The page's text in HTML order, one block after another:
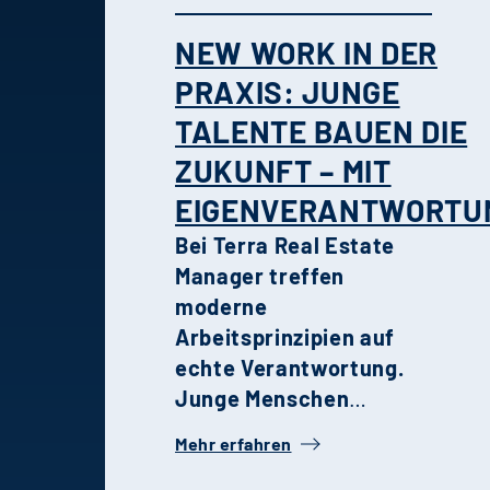
NEW WORK IN DER
PRAXIS: JUNGE
TALENTE BAUEN DIE
ZUKUNFT – MIT
Bei Terra Real Estate
Manager treffen
moderne
Arbeitsprinzipien auf
echte Verantwortung.
Junge Menschen
treffen Entscheidungen
Mehr erfahren